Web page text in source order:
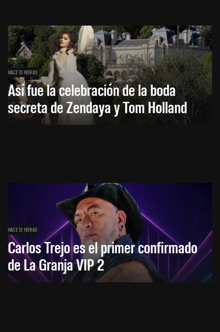
HACE 13 HORAS
Así fue la celebración de la boda
secreta de Zendaya y Tom Holland
HACE 13 HORAS
Carlos Trejo es el primer confirmado
de La Granja VIP 2